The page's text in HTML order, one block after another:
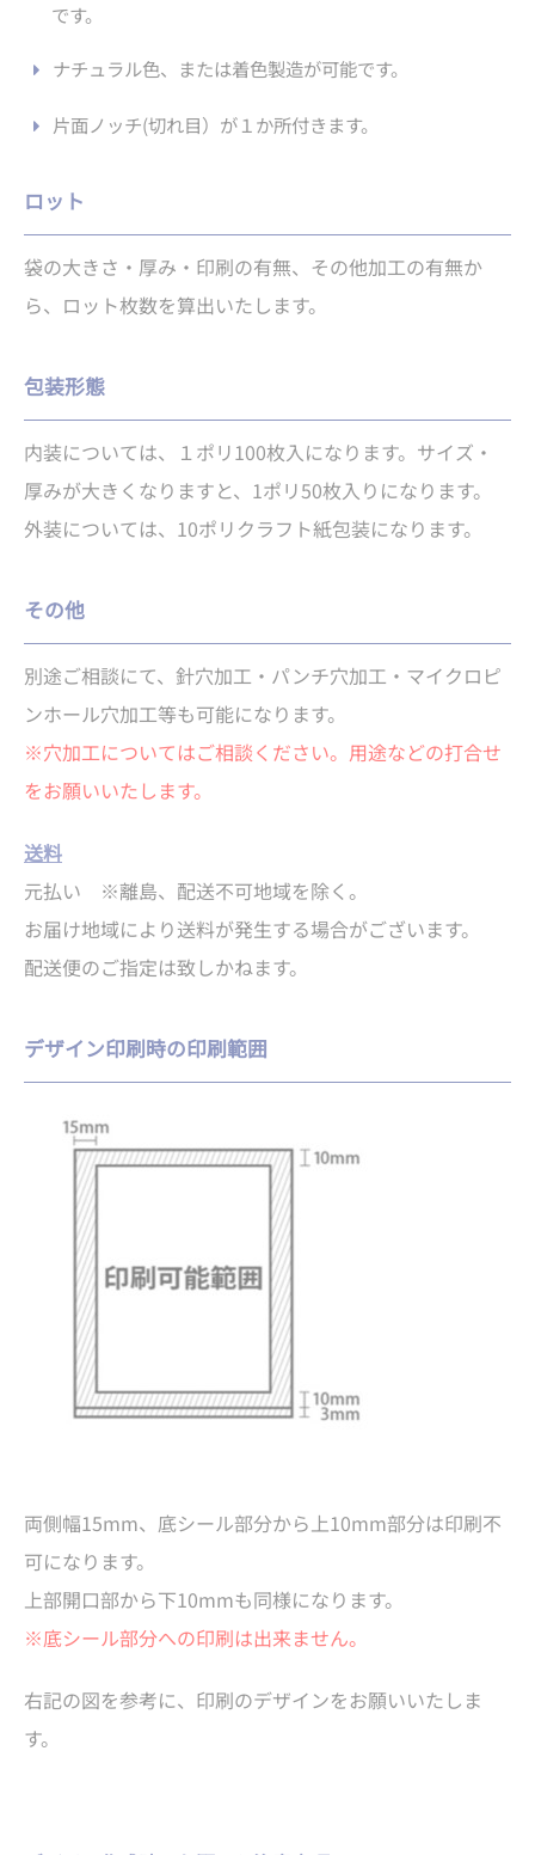
です。
ナチュラル色、または着色製造が可能です。
片面ノッチ(切れ目）が１か所付きます。
ロット
袋の大きさ・厚み・印刷の有無、その他加工の有無か
ら、ロット枚数を算出いたします。
包装形態
内装については、１ポリ100枚入になります。サイズ・
厚みが大きくなりますと、1ポリ50枚入りになります。
外装については、10ポリクラフト紙包装になります。
その他
別途ご相談にて、針穴加工・パンチ穴加工・マイクロピ
ンホール穴加工等も可能になります。
※穴加工についてはご相談ください。用途などの打合せ
をお願いいたします。
送料
元払い ※離島、配送不可地域を除く。
お届け地域により送料が発生する場合がございます。
配送便のご指定は致しかねます。
デザイン印刷時の印刷範囲
両側幅15mm、底シール部分から上10mm部分は印刷不
可になります。
上部開口部から下10mmも同様になります。
※底シール部分への印刷は出来ません。
右記の図を参考に、印刷のデザインをお願いいたしま
す。